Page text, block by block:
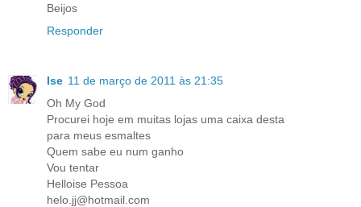
Beijos
Responder
Ise 11 de março de 2011 às 21:35
Oh My God
Procurei hoje em muitas lojas uma caixa desta
para meus esmaltes
Quem sabe eu num ganho
Vou tentar
Helloise Pessoa
helo.jj@hotmail.com